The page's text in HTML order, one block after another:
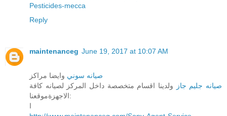
Pesticides-mecca
Reply
maintenanceg June 19, 2017 at 10:07 AM
صيانه سوني وايضا مراكز
صيانه جليم جاز
ولدينا اقسام متخصصة داخل المركز لصيانه كافة
الاجهزةموقعنا:
ا